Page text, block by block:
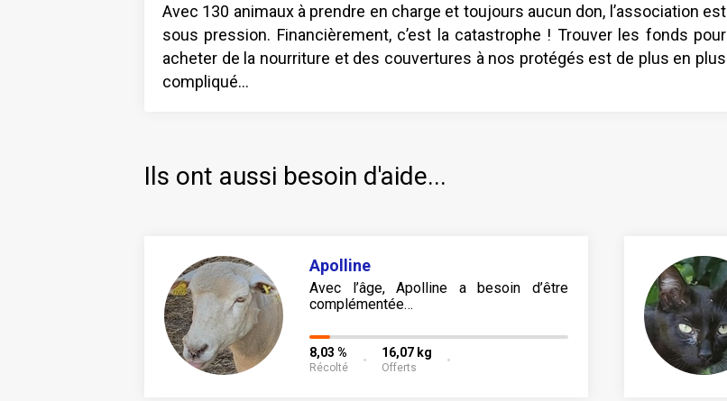
Avec 130 animaux à prendre en charge et toujours aucun don, l’association est
sous pression. Financièrement, c’est la catastrophe ! Trouver les fonds pour
acheter de la nourriture et des couvertures à nos protégés est de plus en plus
compliqué…
Ils ont aussi besoin d'aide...
Apolline
Avec l’âge, Apolline a besoin d’être
complémentée…
8,03 %
Récolté
16,07 kg
Offerts